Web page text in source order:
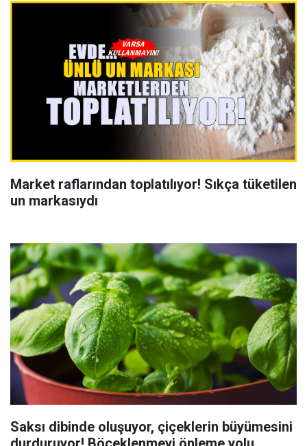
Market raflarından toplatılıyor! Sıkça tüketilen
un markasıydı
Saksı dibinde oluşuyor, çiçeklerin büyümesini